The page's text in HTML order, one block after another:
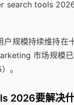
search tools
规模持续维持在
市场规模
。
2026要解决